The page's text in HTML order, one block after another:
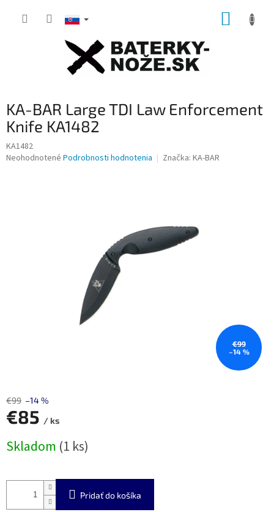
KA-BAR Large TDI Law Enforcement
Knife KA1482
KA1482
Priemerné
Neohodnotené Podrobnosti hodnotenia Značka: KA-BAR
€99
–14 %
€99 –14 %
€85 / ks
cena:
Skladom (1 ks)
Pridať do košíka